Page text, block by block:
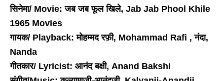
सिनेमा/ Movie: जब जब फूल खिले, Jab Jab Phool Khile
1965 Movies
गायक/ Playback: मोहम्मद रफ़ी, Mohammad Rafi , नंदा,
Nanda
गीतकार/ Lyricist: आनंद बक्षी, Anand Bakshi